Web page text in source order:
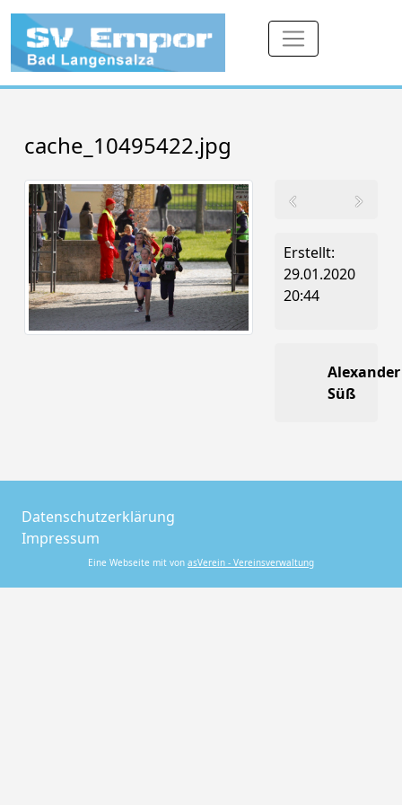
cache_10495422.jpg
Erstellt:
29.01.2020
20:44
Alexander
Süß
Datenschutzerklärung
Impressum
Eine Webseite mit von asVerein - Vereinsverwaltung